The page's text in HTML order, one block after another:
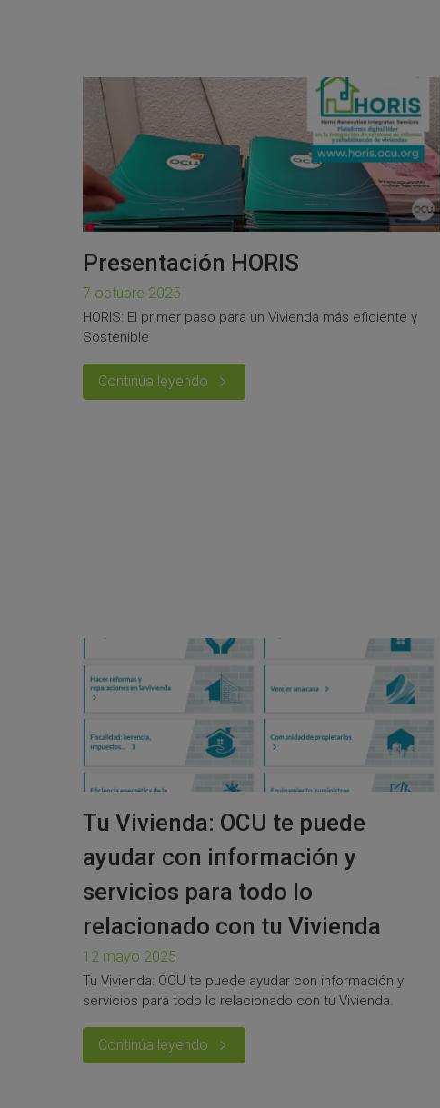
Presentación HORIS
7 octubre 2025
HORIS: El primer paso para un Vivienda más eficiente y
Sostenible
Continúa leyendo
Tu Vivienda: OCU te puede
ayudar con información y
servicios para todo lo
relacionado con tu Vivienda
12 mayo 2025
Tu Vivienda: OCU te puede ayudar con información y
servicios para todo lo relacionado con tu Vivienda.
Continúa leyendo